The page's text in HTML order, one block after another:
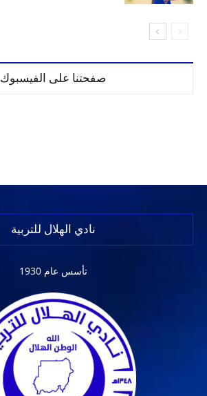
صفحتنا على الفيسبوك
نادي الهلال للتربية
تأسس عام 1930